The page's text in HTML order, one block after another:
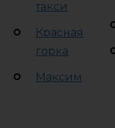
такси
Красная
горка
Максим